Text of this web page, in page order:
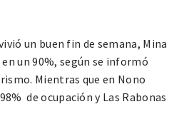
un buen fin de semana, Mina
un 90%, según se informó
Mientras que en Nono
de ocupación y Las Rabonas